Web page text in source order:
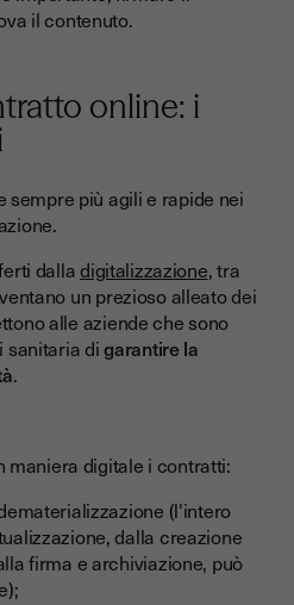
il contenuto.
online: i
sempre più agili e rapide nei
dalladigitalizzazione, tra
un prezioso alleato dei
alle aziende che sono
sanitaria digarantire la
.
maniera digitale i contratti:
(l'intero
dalla creazione
firma e archiviazione, può